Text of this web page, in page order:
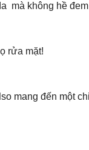
mà không hề
rửa mặt!
mang đến một